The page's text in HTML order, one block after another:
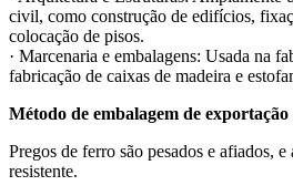
civil, como construção de edifícios,
colocação de pisos.
· Marcenaria e embalagens: Usada na
fabricação de caixas de madeira e
Método de embalagem de exportação
Pregos de ferro são pesados e afiados,
resistente.